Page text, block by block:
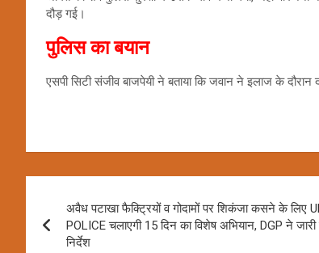
दौड़ गई।
पुलिस का बयान
एसपी सिटी संजीव बाजपेयी ने बताया कि जवान ने इलाज के
navigation
अवैध पटाखा फैक्ट्रियों व गोदामों पर शिकंजा कसने के लिए
POLICE चलाएगी 15 दिन का विशेष अभियान, DGP ने जारी
निर्देश